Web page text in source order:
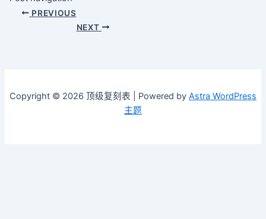
PREVIOUS
NEXT
Copyright © 2026 顶级复刻表 | Powered by Astra WordPress
主题